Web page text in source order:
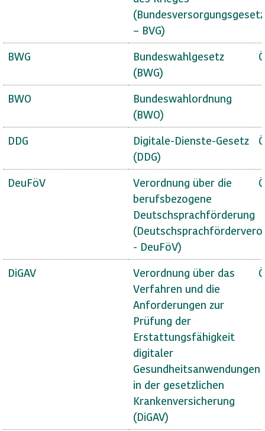
(Bundesversorgungsgesetz
– BVG)
BWG
Bundeswahlgesetz
(BWG)
BWO
Bundeswahlordnung
(BWO)
DDG
Digitale-Dienste-Gesetz
(DDG)
DeuFöV
Verordnung über die
berufsbezogene
Deutschsprachförderung
- DeuFöV)
DiGAV
Verordnung über das
Verfahren und die
Anforderungen zur
Prüfung der
Erstattungsfähigkeit
digitaler
Gesundheitsanwendungen
in der gesetzlichen
Krankenversicherung
(DiGAV)